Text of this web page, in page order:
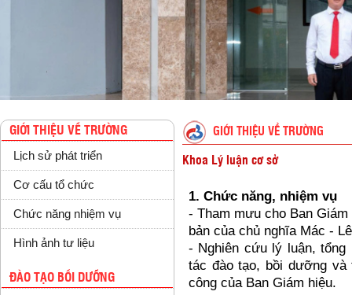
GIỚI THIỆU VỀ TRƯỜNG
Lịch sử phát triển
Cơ cấu tổ chức
Chức năng nhiệm vụ
Hình ảnh tư liệu
ĐÀO TẠO BỒI DƯỠNG
GIỚI THIỆU VỀ TRƯỜNG
Khoa Lý luận cơ sở
1. Chức năng, nhiệm vụ
- Tham mưu cho Ban
bản của chủ nghĩa Mác -
- Nghiên cứu lý luận,
tác đào tạo, bồi dưỡng
công của Ban Giám hiệu.